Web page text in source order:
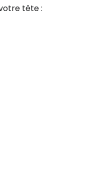
tête :